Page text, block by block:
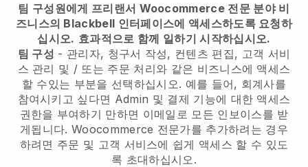
팀 구성원에게 프리랜서 Woocommerce 전문 분야 비
즈니스의 Blackbell 인터페이스에 액세스하도록 요청하
십시오. 효과적으로 함께 일하기 시작하십시오.
팀 구성 - 관리자, 청구서 작성, 컨텐츠 편집, 고객 서비
스 관리 및 / 또는 주문 처리와 같은 비즈니스에 액세스
할 수있는 부분을 선택하십시오. 예를 들어, 회계사를
참여시키고 싶다면 Admin 및 결제 기능에 대한 액세스
권한을 부여하기 만하면 이메일로 모든 인보이스를 받
게됩니다. Woocommerce 전문가를 추가하려는 경우
하려면 주문 및 고객 서비스에 쉽게 액세스 할 수 있도
록 초대하십시오.